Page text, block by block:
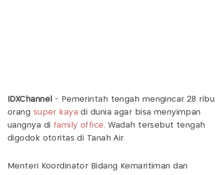
IDXChannel - Pemerintah tengah mengincar 28 ribu
orang super kaya di dunia agar bisa menyimpan
uangnya di family office. Wadah tersebut tengah
digodok otoritas di Tanah Air.
Menteri Koordinator Bidang Kemaritiman dan